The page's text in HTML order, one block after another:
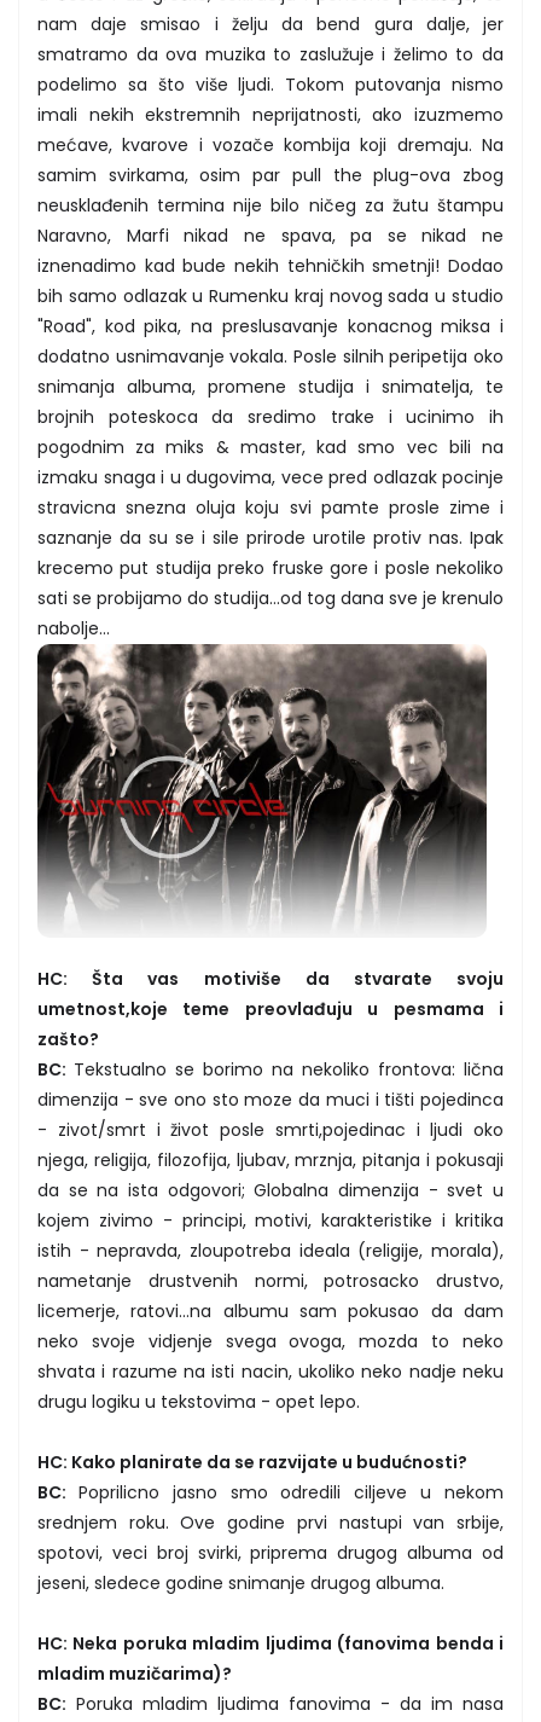
nam daje smisao i želju da bend gura dalje, jer
smatramo da ova muzika to zaslužuje i želimo to da
podelimo sa što više ljudi. Tokom putovanja nismo
imali nekih ekstremnih neprijatnosti, ako izuzmemo
mećave, kvarove i vozače kombija koji dremaju. Na
samim svirkama, osim par pull the plug-ova zbog
neusklađenih termina nije bilo ničeg za žutu štampu
Naravno, Marfi nikad ne spava, pa se nikad ne
iznenadimo kad bude nekih tehničkih smetnji! Dodao
bih samo odlazak u Rumenku kraj novog sada u studio
"Road", kod pika, na preslusavanje konacnog miksa i
dodatno usnimavanje vokala. Posle silnih peripetija oko
snimanja albuma, promene studija i snimatelja, te
brojnih poteskoca da sredimo trake i ucinimo ih
pogodnim za miks & master, kad smo vec bili na
izmaku snaga i u dugovima, vece pred odlazak pocinje
stravicna snezna oluja koju svi pamte prosle zime i
saznanje da su se i sile prirode urotile protiv nas. Ipak
krecemo put studija preko fruske gore i posle nekoliko
sati se probijamo do studija...od tog dana sve je krenulo
nabolje...
HC: Šta vas motiviše da stvarate svoju
umetnost,koje teme preovlađuju u pesmama i
zašto?
BC: Tekstualno se borimo na nekoliko frontova: lična
dimenzija - sve ono sto moze da muci i tišti pojedinca
- zivot/smrt i život posle smrti,pojedinac i ljudi oko
njega, religija, filozofija, ljubav, mrznja, pitanja i pokusaji
da se na ista odgovori; Globalna dimenzija - svet u
kojem zivimo - principi, motivi, karakteristike i kritika
istih - nepravda, zloupotreba ideala (religije, morala),
nametanje drustvenih normi, potrosacko drustvo,
licemerje, ratovi...na albumu sam pokusao da dam
neko svoje vidjenje svega ovoga, mozda to neko
shvata i razume na isti nacin, ukoliko neko nadje neku
drugu logiku u tekstovima - opet lepo.
HC: Kako planirate da se razvijate u budućnosti?
BC: Poprilicno jasno smo odredili ciljeve u nekom
srednjem roku. Ove godine prvi nastupi van srbije,
spotovi, veci broj svirki, priprema drugog albuma od
jeseni, sledece godine snimanje drugog albuma.
HC: Neka poruka mladim ljudima (fanovima benda i
mladim muzičarima)?
BC: Poruka mladim ljudima fanovima - da im nasa